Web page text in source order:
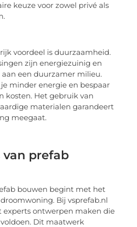
keuze voor zowel privé als
voordeel is duurzaamheid.
zijn energiezuinig en
een duurzamer milieu.
minder energie en bespaar
kosten. Het gebruik van
materialen garandeert
meegaat.
van prefab
bouwen begint met het
Bij vsprefab.nl
experts ontwerpen maken die
Dit maatwerk